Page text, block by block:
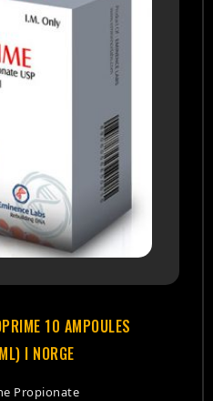
10 AMPOULES
I NORGE
Propionate